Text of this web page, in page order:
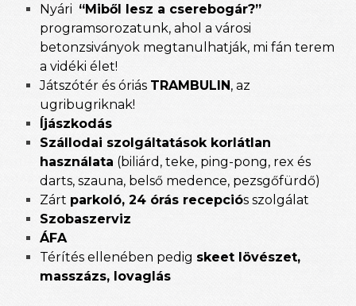
Nyári “Miből lesz a cserebogár?”
programsorozatunk, ahol a városi
betonzsiványok megtanulhatják, mi fán terem
a vidéki élet!
Játszótér és óriás TRAMBULIN, az
ugribugriknak!
Íjászkodás
Szállodai szolgáltatások korlátlan
használata (biliárd, teke, ping-pong, rex és
darts, szauna, belső medence, pezsgőfürdő)
Zárt parkoló, 24 órás recepciós szolgálat
Szobaszerviz
ÁFA
Térítés ellenében pedig skeet lövészet,
masszázs, lovaglás